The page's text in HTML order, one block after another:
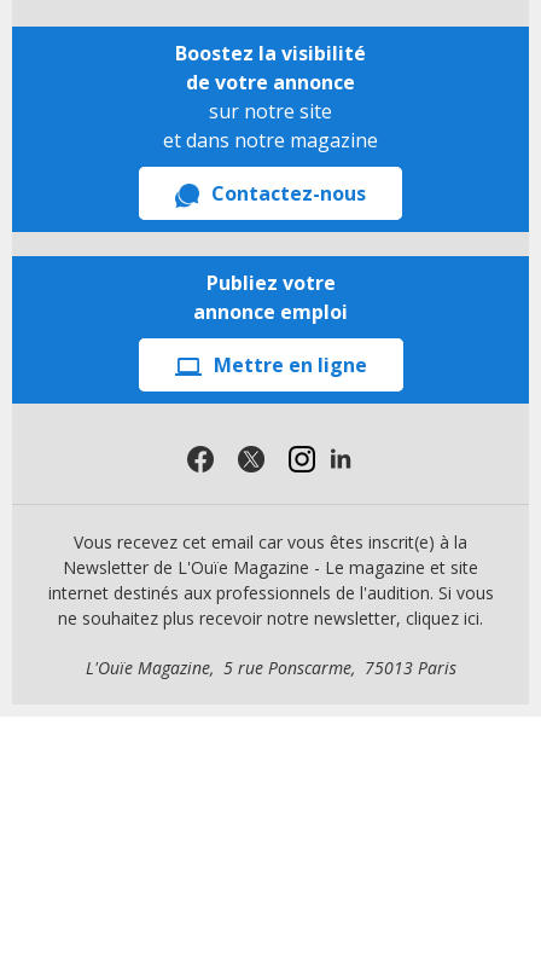
Boostez la visibilité
de votre annonce
sur notre site
et dans notre magazine
Contactez-nous
Publiez votre
annonce emploi
Mettre en ligne
Vous recevez cet email car vous êtes inscrit(e) à la
Newsletter de L'Ouïe Magazine - Le magazine et site
internet destinés aux professionnels de l'audition. Si vous
ne souhaitez plus recevoir notre newsletter, cliquez ici.
L'Ouïe Magazine, 5 rue Ponscarme, 75013 Paris